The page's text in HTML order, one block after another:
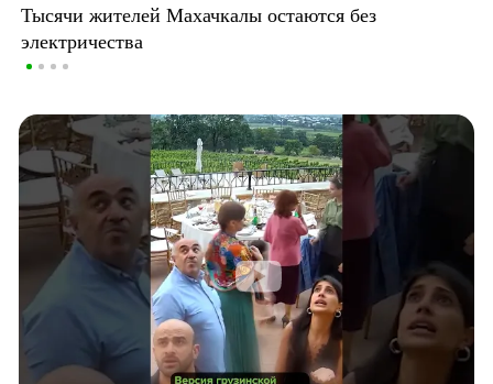
Тысячи жителей Махачкалы остаются без
электричества